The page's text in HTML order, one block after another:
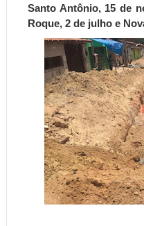
Santo Antônio, 15 de
Roque, 2 de julho e